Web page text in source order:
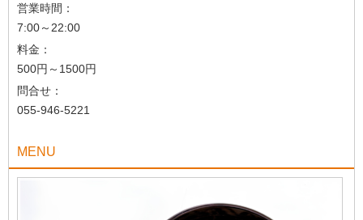
営業時間：
7:00～22:00
料金：
500円～1500円
問合せ：
055-946-5221
MENU